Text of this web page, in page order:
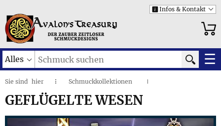
i Infos & Kontakt
Alles ☰
Sie sind hier ◌ Schmuckkollektionen I
GEFLÜGELTE WESEN